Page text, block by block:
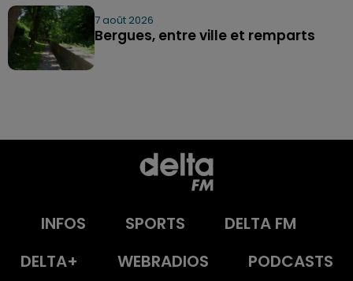
7 août 2026
Bergues, entre ville et remparts
INFOS SPORTS
DELTA FM
DELTA+
WEBRADIOS PODCASTS